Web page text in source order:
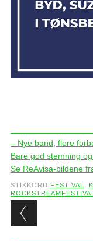
– Nye band, flere
Bare god stemning
Se ReAvisa-bildene
STIKKORD FESTIVAL
ROCKSTREAMFESTIVAL
Post